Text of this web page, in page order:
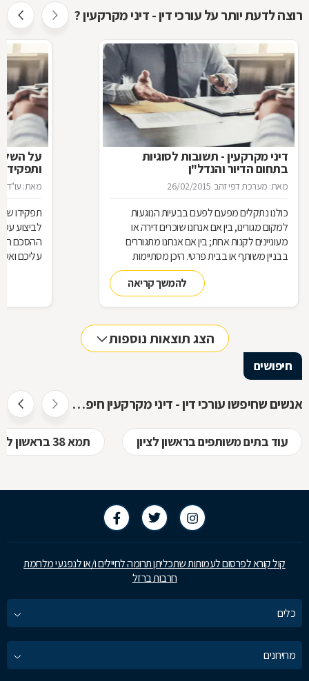
רוצה לדעת יותר על עורכי דין - דיני מקרקעין ?
דיני מקרקעין - תשובות לסוגיות
בתחום הדיור והנדל"ן
מאת: מערכת דפי זהב 26/02/2015
כולנו נתקלים מפעם לפעם בבעיות הנוגעות
למקום מגורינו, בין אם אנחנו שוכרים דירה או
מעוניינים לקנות אחת; בין אם אנחנו מתגוררים
בבניין משותף או בבית פרטי. היכן מסתיימות
זכויותינו ביחס לשכנינו? מה אומר החוק בקשר
לחריגות בנייה? האם בניית ממ"ד מחייבת את כל
הדיירים וכו'. כדי לקבל מושג בנוגע למעמדנו
המקרקעין, ריכזנו שאלות שנשאלו בפורום
מקרקעין, ואשר נענו ע"י עו"ד אילן קרייטר
להמשך קריאה
מאת: עו"ד
תפקידו
ההסכם
עליכם
הצג תוצאות נוספות
חיפושים
אנשים שחיפשו עורכי דין - דיני מקרקעין חיפשו גם
עוד בתים משותפים בראשון לציון תמא 38 בראשון לציון
קול קורא לפרסום לעמותות שתכליתן תרומה לחיילים ו/או לנפגעי מלחמת
חרבות ברזל
כלים
מחירונים